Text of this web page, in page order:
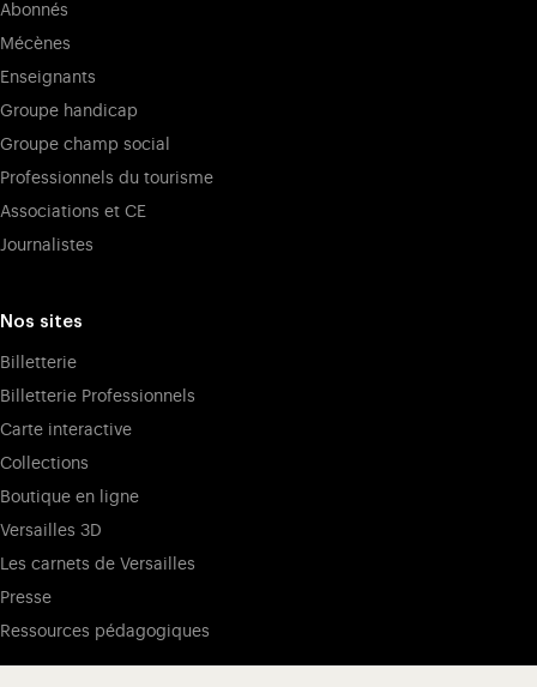
Abonnés
Mécènes
Enseignants
Groupe handicap
Groupe champ social
Professionnels du tourisme
Associations et CE
Journalistes
Nos sites
Billetterie
Billetterie Professionnels
Carte interactive
Collections
Boutique en ligne
Versailles 3D
Les carnets de Versailles
Presse
Ressources pédagogiques